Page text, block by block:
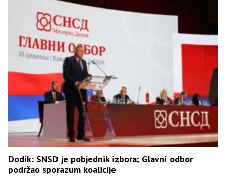
Dodik: SNSD je pobjednik izbora; Glavni odbor
podržao sporazum koalicije